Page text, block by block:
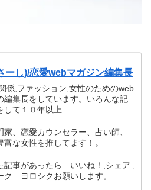
ーし)/恋愛webマガジン編集長
係,ファッション,女性のためのweb
編集長をしています。いろんな記
して１０年以上
家、恋愛カウンセラー、占い師、
富な女性を推してます！。
記事があったら いいね！,シェア ,
ク ヨロシクお願いします。